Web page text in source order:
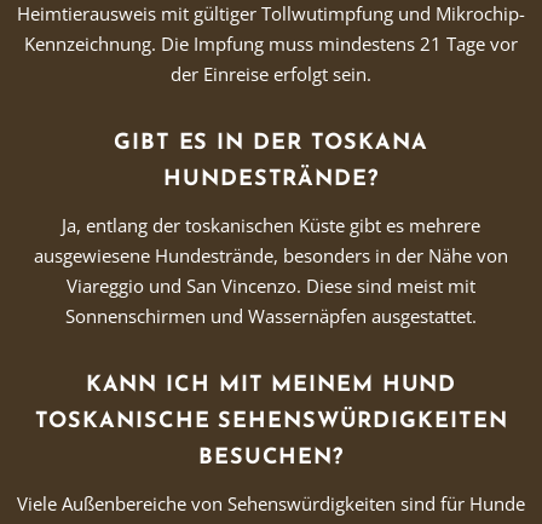
Heimtierausweis mit gültiger Tollwutimpfung und Mikrochip-
Kennzeichnung. Die Impfung muss mindestens 21 Tage vor
der Einreise erfolgt sein.
GIBT ES IN DER TOSKANA
HUNDESTRÄNDE?
Ja, entlang der toskanischen Küste gibt es mehrere
ausgewiesene Hundestrände, besonders in der Nähe von
Viareggio und San Vincenzo. Diese sind meist mit
Sonnenschirmen und Wassernäpfen ausgestattet.
KANN ICH MIT MEINEM HUND
TOSKANISCHE SEHENSWÜRDIGKEITEN
BESUCHEN?
Viele Außenbereiche von Sehenswürdigkeiten sind für Hunde